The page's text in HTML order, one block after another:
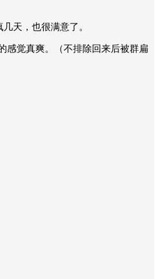
天，也很满意了。
感觉真爽。（不排除回来后被群扁